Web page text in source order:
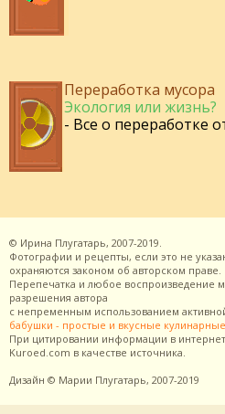
Переработка мусора
Экология или жизнь?
- Все о переработке
© Ирина Плугатарь, 2007-2019.
Фотографии и рецепты, если это не
охраняются законом об авторском праве.
Перепечатка и любое воспроизведение
разрешения автора
с непременным использованием
бабушки - простые и вкусные
При цитировании информации в
Kuroed.com в качестве источника.
Дизайн © Марии Плугатарь, 2007-2019